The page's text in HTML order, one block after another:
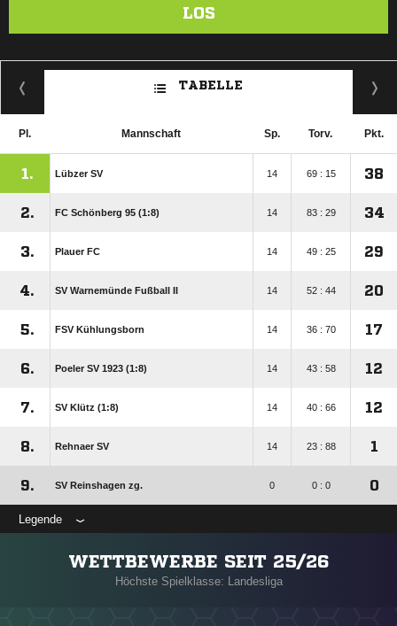
LOS
TABELLE
Pl. Mannschaft Sp. Torv. Pkt.
1. Lübzer SV 14 69 : 15 38
2. FC Schönberg 95 (1:8) 14 83 : 29 34
3. Plauer FC 14 49 : 25 29
4. SV Warnemünde Fußball II 14 52 : 44 20
5. FSV Kühlungsborn 14 36 : 70 17
6. Poeler SV 1923 (1:8) 14 43 : 58 12
7. SV Klütz (1:8) 14 40 : 66 12
8. Rehnaer SV 14 23 : 88 1
9. SV Reinshagen zg. 0 0 : 0 0
Legende
WETTBEWERBE SEIT 25/26
Höchste Spielklasse: Landesliga